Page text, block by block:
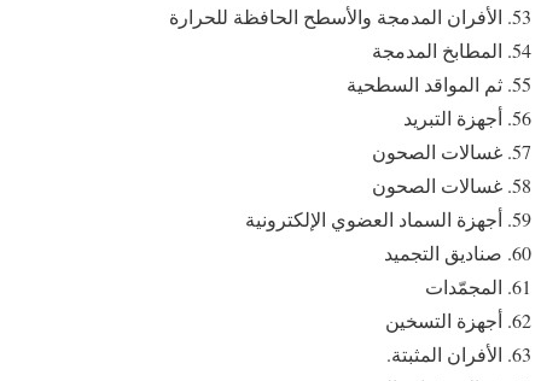
الأفران المدمجة والأسطح الحافظة للحرارة
المطابخ المدمجة
ثم المواقد السطحية
أجهزة التبريد
غسالات الصحون
غسالات الصحون
أجهزة السماد العضوي الإلكترونية
صناديق التجميد
المجمّدات
أجهزة التسخين
الأفران المثبتة.